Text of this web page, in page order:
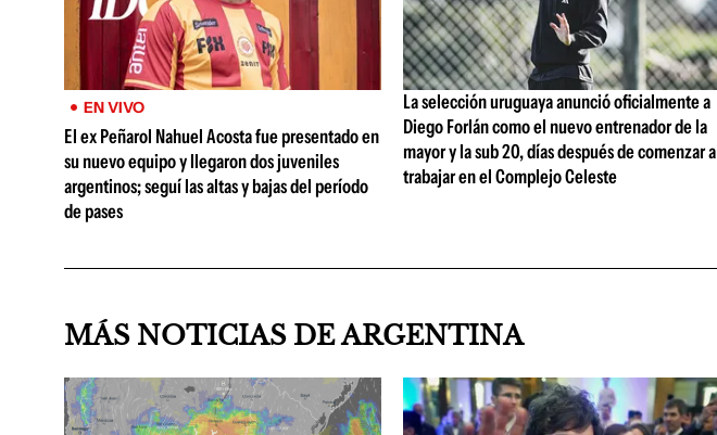
EN VIVO
El ex Peñarol Nahuel Acosta fue presentado en
su nuevo equipo y llegaron dos juveniles
argentinos; seguí las altas y bajas del período
de pases
La selección uruguaya anunció oficialmente a
Diego Forlán como el nuevo entrenador de la
mayor y la sub 20, días después de comenzar a
trabajar en el Complejo Celeste
MÁS NOTICIAS DE ARGENTINA